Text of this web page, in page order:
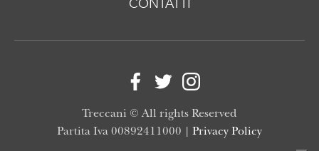
CONTATTI
Treccani © All rights Reserved
Partita Iva 00892411000 | Privacy Policy